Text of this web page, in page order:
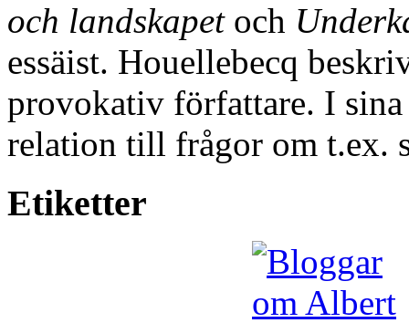
och landskapetoch
essäist. Houellebecq
provokativ författare. I
relation till frågor om t.ex.
Etiketter